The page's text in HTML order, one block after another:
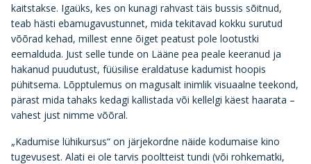
kaitstakse. Igaüks, kes on kunagi rahvast täis bussis sõitnud,
teab hästi ebamugavustunnet, mida tekitavad kokku surutud
võõrad kehad, millest enne õiget peatust pole lootustki
eemalduda. Just selle tunde on Lääne pea peale keeranud ja
hakanud puudutust, füüsilise eraldatuse kadumist hoopis
pühitsema. Lõpptulemus on magusalt inimlik visuaalne teekond,
pärast mida tahaks kedagi kallistada või kellelgi käest haarata –
vahest just nimme võõral.
„Kadumise lühikursus“ on järjekordne näide kodumaise kino
tugevusest. Alati ei ole tarvis pooltteist tundi (või rohkematki,